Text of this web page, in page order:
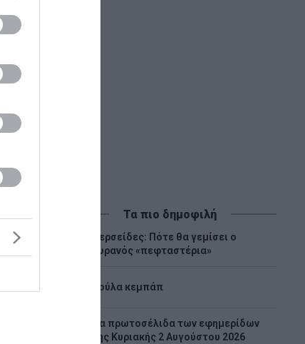
Τα πιο δημοφιλή
Περσείδες: Πότε θα γεμίσει ο
ουρανός «πεφταστέρια»
Λούλα κεμπάπ
Tα πρωτοσέλιδα των εφημερίδων
της Κυριακής 2 Αυγούστου 2026